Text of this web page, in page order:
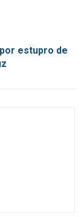
estupro de